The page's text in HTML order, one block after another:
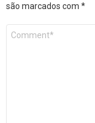
são marcados com *